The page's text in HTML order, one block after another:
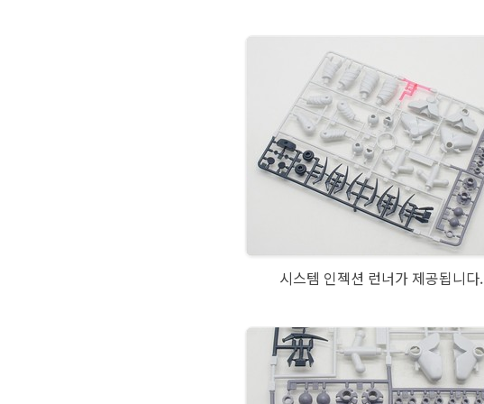
시스템 인젝션 런너가 제공됩니다.